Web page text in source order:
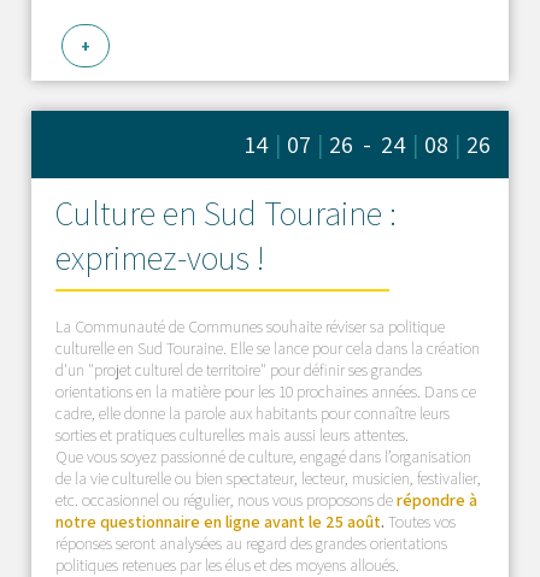
+
14 | 07 | 26 - 24 | 08 | 26
Culture en Sud Touraine :
exprimez-vous !
La Communauté de Communes souhaite réviser sa politique
culturelle en Sud Touraine. Elle se lance pour cela dans la création
d'un "projet culturel de territoire" pour définir ses grandes
orientations en la matière pour les 10 prochaines années. Dans ce
cadre, elle donne la parole aux habitants pour connaître leurs
sorties et pratiques culturelles mais aussi leurs attentes.
Que vous soyez passionné de culture, engagé dans l’organisation
de la vie culturelle ou bien spectateur, lecteur, musicien, festivalier,
etc. occasionnel ou régulier, nous vous proposons derépondre à
notre questionnaire en ligne avant le 25 août. Toutes vos
réponses seront analysées au regard des grandes orientations
politiques retenues par les élus et des moyens alloués.